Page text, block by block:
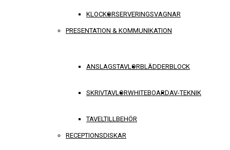
KLOCKORSERVERINGSVAGNAR
PRESENTATION & KOMMUNIKATION
ANSLAGSTAVLORBLÄDDERBLOCK
SKRIVTAVLORWHITEBOARDAV-TEKNIK
TAVELTILLBEHÖR
RECEPTIONSDISKAR